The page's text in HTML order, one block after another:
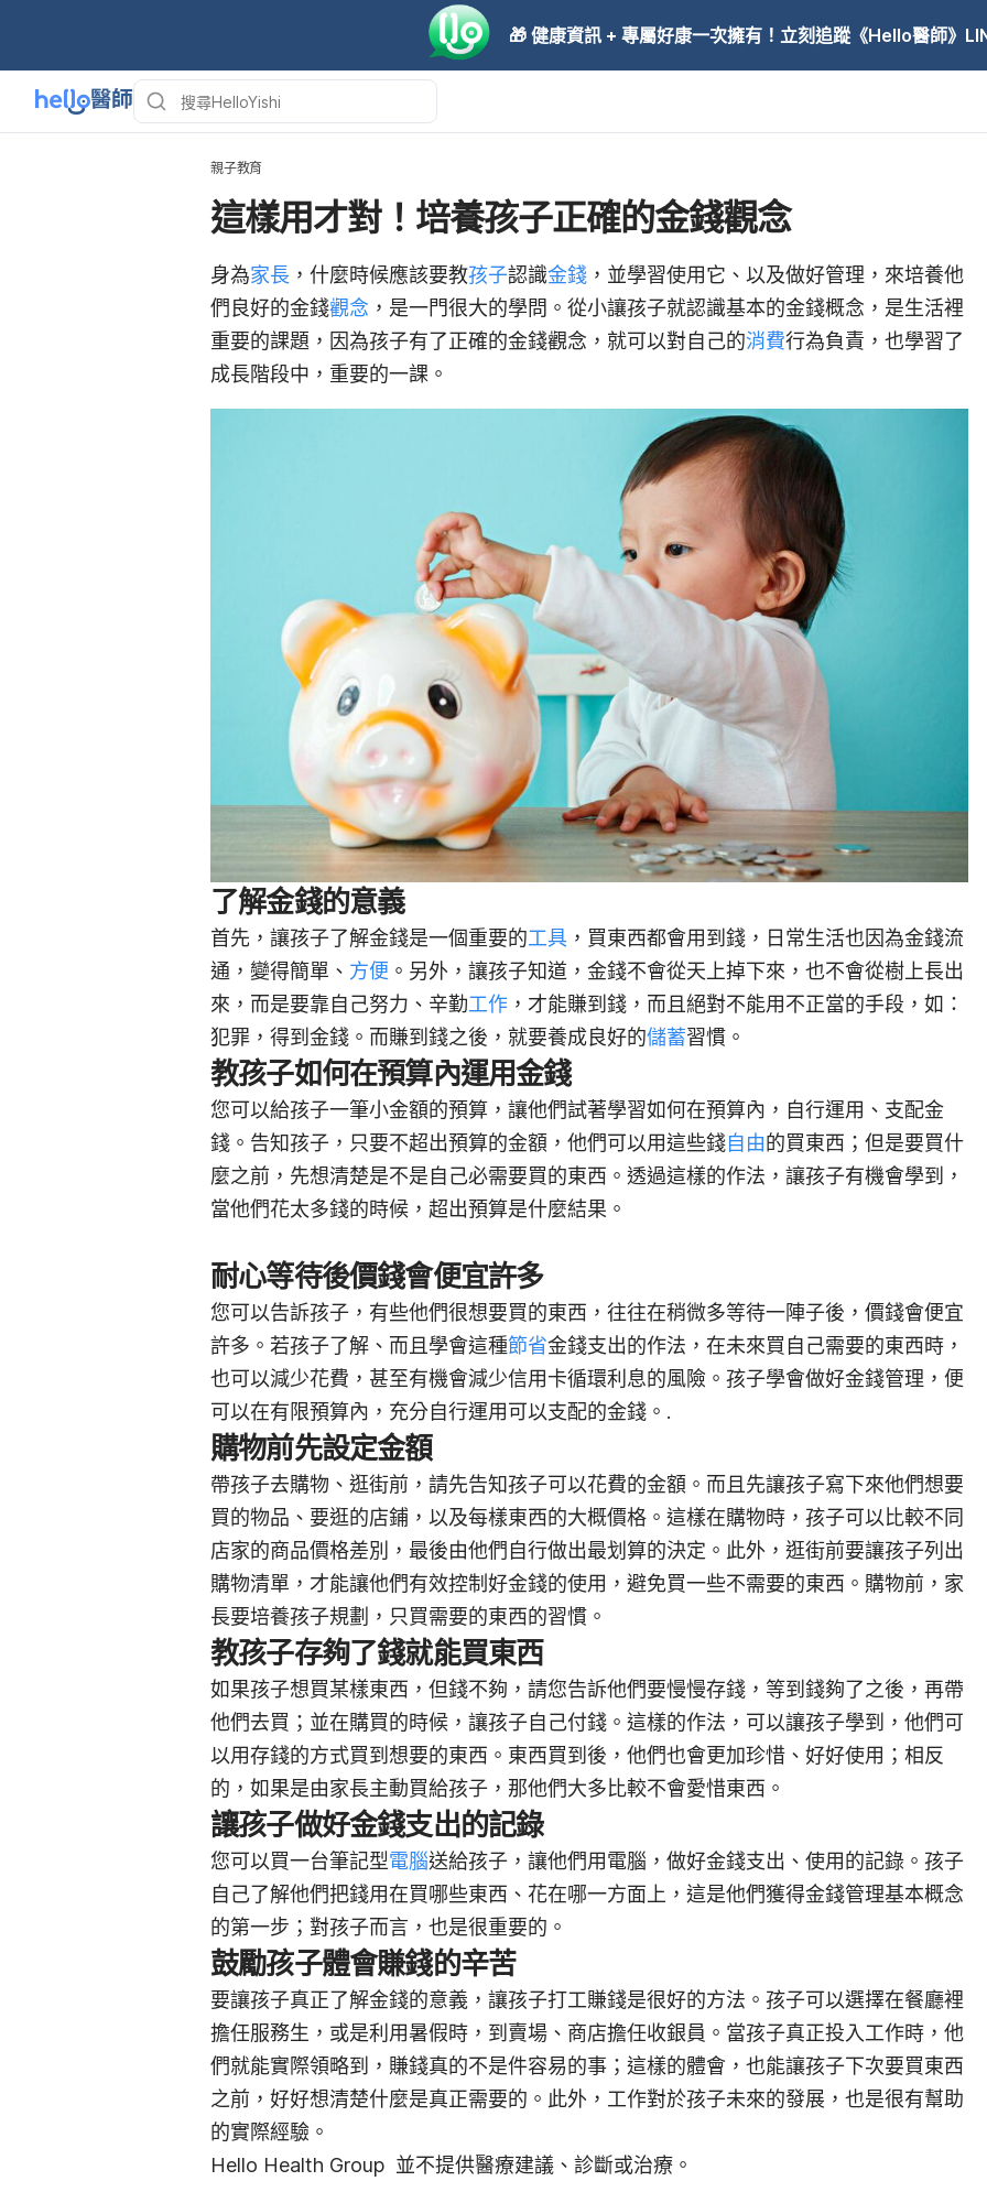
🎁 健康資訊 + 專屬好康一次擁有！立刻追蹤《Hello醫師》
親子教育
這樣用才對！培養孩子正確的金錢觀念
身為家長 ，什麼時候應該要教孩子認識金錢 ，並學習使用它、以及做好管理，來培養他
們良好的金錢觀念 ，是一門很大的學問。從小讓孩子就認識基本的金錢概念，是生活裡
重要的課題，因為孩子有了正確的金錢觀念，就可以對自己的消費行為負責，也學習了
成長階段中，重要的一課。
了解金錢的意義
首先，讓孩子了解金錢是一個重要的工具 ，買東西都會用到錢，日常生活也因為金錢流
通，變得簡單、 方便 。另外，讓孩子知道，金錢不會從天上掉下來，也不會從樹上長出
來，而是要靠自己努力、辛勤工作 ，才能賺到錢，而且絕對不能用不正當的手段，如：
犯罪，得到金錢。而賺到錢之後，就要養成良好的儲蓄習慣。
教孩子如何在預算內運用金錢
您可以給孩子一筆小金額的預算，讓他們試著學習如何在預算內，自行運用、支配金
錢。告知孩子，只要不超出預算的金額，他們可以用這些錢自由的買東西；但是要買什
麼之前，先想清楚是不是自己必需要買的東西。透過這樣的作法，讓孩子有機會學到，
當他們花太多錢的時候，超出預算是什麼結果。
耐心等待後價錢會便宜許多
您可以告訴孩子，有些他們很想要買的東西，往往在稍微多等待一陣子後，價錢會便宜
許多。若孩子了解、而且學會這種節省金錢支出的作法，在未來買自己需要的東西時，
也可以減少花費，甚至有機會減少信用卡循環利息的風險。孩子學會做好金錢管理，便
可以在有限預算內，充分自行運用可以支配的金錢。.
購物前先設定金額
帶孩子去購物、逛街前，請先告知孩子可以花費的金額。而且先讓孩子寫下來他們想要
買的物品、要逛的店鋪，以及每樣東西的大概價格。這樣在購物時，孩子可以比較不同
店家的商品價格差別，最後由他們自行做出最划算的決定。此外，逛街前要讓孩子列出
購物清單，才能讓他們有效控制好金錢的使用，避免買一些不需要的東西。購物前，家
長要培養孩子規劃，只買需要的東西的習慣。
教孩子存夠了錢就能買東西
如果孩子想買某樣東西，但錢不夠，請您告訴他們要慢慢存錢，等到錢夠了之後，再帶
他們去買；並在購買的時候，讓孩子自己付錢。這樣的作法，可以讓孩子學到，他們可
以用存錢的方式買到想要的東西。東西買到後，他們也會更加珍惜、好好使用；相反
的，如果是由家長主動買給孩子，那他們大多比較不會愛惜東西。
讓孩子做好金錢支出的記錄
您可以買一台筆記型電腦送給孩子，讓他們用電腦，做好金錢支出、使用的記錄。孩子
自己了解他們把錢用在買哪些東西、花在哪一方面上，這是他們獲得金錢管理基本概念
的第一步；對孩子而言，也是很重要的。
鼓勵孩子體會賺錢的辛苦
要讓孩子真正了解金錢的意義，讓孩子打工賺錢是很好的方法。孩子可以選擇在餐廳裡
擔任服務生，或是利用暑假時，到賣場、商店擔任收銀員。當孩子真正投入工作時，他
們就能實際領略到，賺錢真的不是件容易的事；這樣的體會，也能讓孩子下次要買東西
之前，好好想清楚什麼是真正需要的。此外，工作對於孩子未來的發展，也是很有幫助
的實際經驗。
Hello Health Group 並不提供醫療建議、診斷或治療。